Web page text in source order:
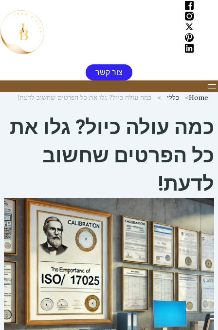
צור קשר
Home כללי כמה עולה כיול? גלו את כל הפרטים שחשוב לדעת!
כמה עולה כיול? גלו את
כל הפרטים שחשוב
לדעת!